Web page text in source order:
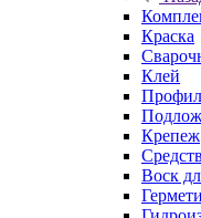
Краска
Клей
Крепеж
Воск